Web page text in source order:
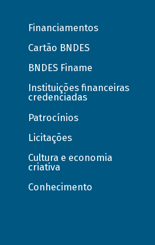
Financiamentos
Cartão BNDES
BNDES Finame
Instituições financeiras
credenciadas
Patrocínios
Licitações
Cultura e economia
criativa
Conhecimento